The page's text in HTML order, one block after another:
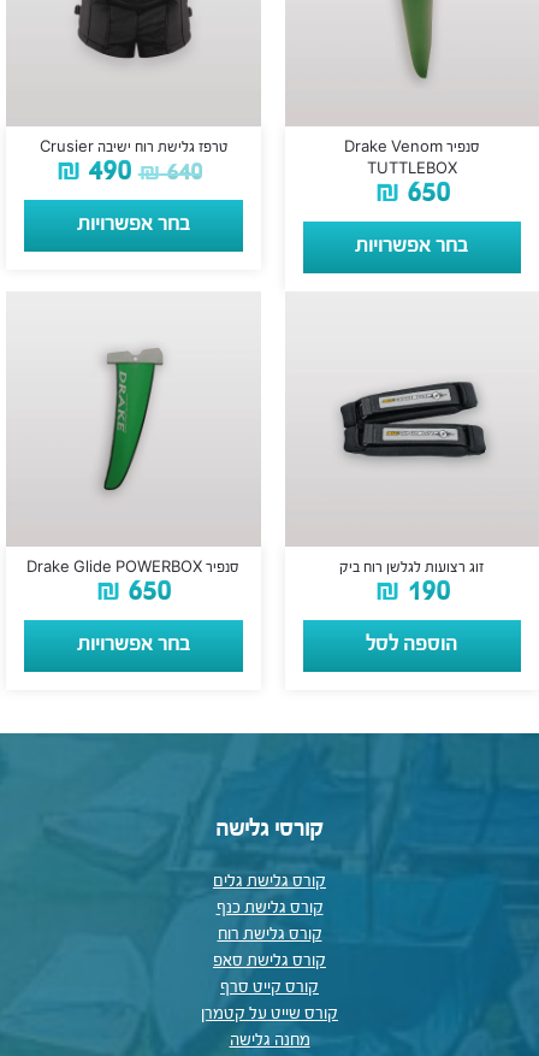
סנפיר Drake Venom
TUTTLEBOX
₪ 650
בחר אפשרויות
טרפז גלישת רוח ישיבה Crusier
₪640
₪ 490
בחר אפשרויות
זוג רצועות לגלשן רוח ביק
₪ 190
הוספה לסל
סנפיר Drake Glide POWERBOX
₪ 650
בחר אפשרויות
קורסי גלישה
קורס גלישת גלים
קורס גלישת כנף
קורס גלישת רוח
קורס גלישת סאפ
קורס קייט סרף
קורס שייט על קטמרן
מחנה גלישה